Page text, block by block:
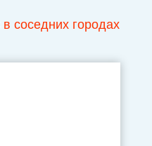
в соседних городах